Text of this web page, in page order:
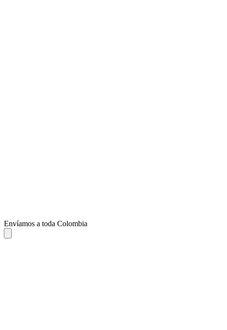
Envíamos a toda Colombia